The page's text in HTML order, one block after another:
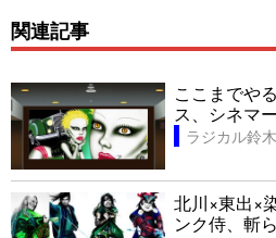
関連記事
ここまでや
ス、シネマ
ラジカル鈴
北川×東出×
ンク侍、斬